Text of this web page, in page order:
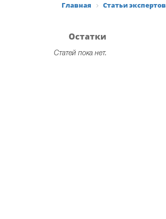
Главная Статьи экспертов
Остатки
Статей пока нет.